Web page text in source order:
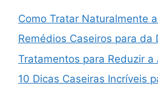
Como Tratar Naturalmente
Remédios Caseiros para da
Tratamentos para Reduzir a
10 Dicas Caseiras Incríveis